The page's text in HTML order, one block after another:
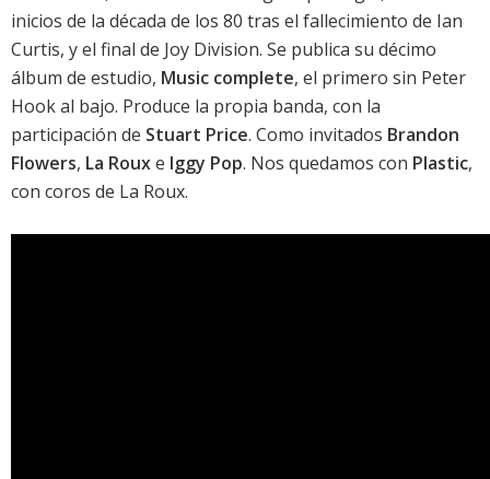
inicios de la década de los 80 tras el fallecimiento de Ian
Curtis, y el final de Joy Division. Se publica su décimo
álbum de estudio, Music complete, el primero sin Peter
Hook al bajo. Produce la propia banda, con la
participación de Stuart Price. Como invitados Brandon
Flowers, La Rouxe Iggy Pop. Nos quedamos con Plastic,
con coros de La Roux.